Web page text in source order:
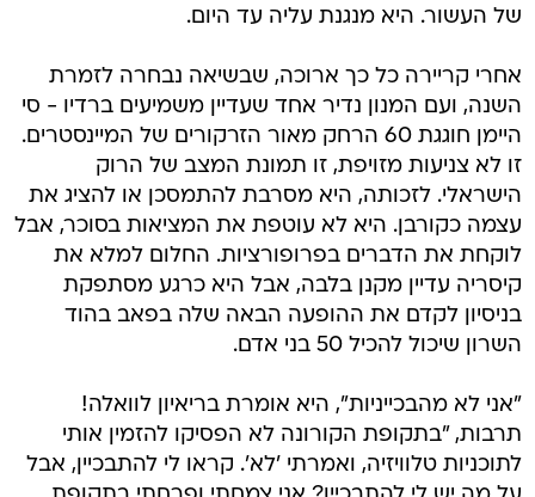
של העשור. היא מנגנת עליה עד היום.
אחרי קריירה כל כך ארוכה, שבשיאה נבחרה לזמרת
השנה, ועם המנון נדיר אחד שעדיין משמיעים ברדיו - סי
היימן חוגגת 60 הרחק מאור הזרקורים של המיינסטרים.
זו לא צניעות מזויפת, זו תמונת המצב של הרוק
הישראלי. לזכותה, היא מסרבת להתמסכן או להציג את
עצמה כקורבן. היא לא עוטפת את המציאות בסוכר, אבל
לוקחת את הדברים בפרופורציות. החלום למלא את
קיסריה עדיין מקנן בלבה, אבל היא כרגע מסתפקת
בניסיון לקדם את ההופעה הבאה שלה בפאב בהוד
השרון שיכול להכיל 50 בני אדם.
"אני לא מהבכייניות", היא אומרת בריאיון לוואלה!
תרבות, "בתקופת הקורונה לא הפסיקו להזמין אותי
לתוכניות טלוויזיה, ואמרתי 'לא'. קראו לי להתבכיין, אבל